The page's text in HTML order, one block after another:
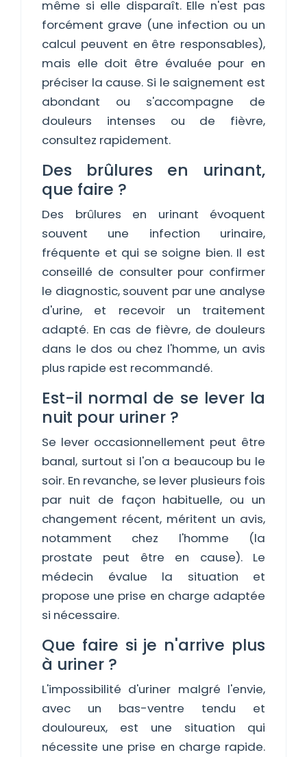
même si elle disparaît. Elle n'est pas
forcément grave (une infection ou un
calcul peuvent en être responsables),
mais elle doit être évaluée pour en
préciser la cause. Si le saignement est
abondant ou s'accompagne de
douleurs intenses ou de fièvre,
consultez rapidement.
Des brûlures en urinant,
que faire ?
Des brûlures en urinant évoquent
souvent une infection urinaire,
fréquente et qui se soigne bien. Il est
conseillé de consulter pour confirmer
le diagnostic, souvent par une analyse
d'urine, et recevoir un traitement
adapté. En cas de fièvre, de douleurs
dans le dos ou chez l'homme, un avis
plus rapide est recommandé.
Est-il normal de se lever la
nuit pour uriner ?
Se lever occasionnellement peut être
banal, surtout si l'on a beaucoup bu le
soir. En revanche, se lever plusieurs fois
par nuit de façon habituelle, ou un
changement récent, méritent un avis,
notamment chez l'homme (la
prostate peut être en cause). Le
médecin évalue la situation et
propose une prise en charge adaptée
si nécessaire.
Que faire si je n'arrive plus
à uriner ?
L'impossibilité d'uriner malgré l'envie,
avec un bas-ventre tendu et
douloureux, est une situation qui
nécessite une prise en charge rapide.